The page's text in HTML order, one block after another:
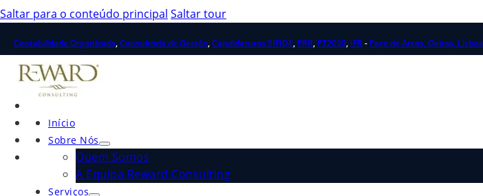
Saltar para o conteúdo principal Saltar tour
Contabilidade Organizada,Consultoria de Gestão,Candidaturas SIFIDE, PRR, PT2030, IFR- Paço de Arcos, Oeiras, Lisboa
Início
Sobre Nós
Quem Somos
A Equipa Reward Consulting
Serviços